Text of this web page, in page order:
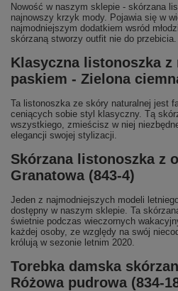
Nowość w naszym sklepie - skórzana
najnowszy krzyk mody. Pojawia się w
najmodniejszym dodatkiem wsród
skórzaną stworzy outfit nie do przebicia.
Klasyczna listonoszka z
paskiem - Zielona
Ta listonoszka ze skóry naturalnej jest
ceniących sobie styl klasyczny. Tą
wszystkiego, zmieścisz w niej
elegancji swojej stylizacji.
Skórzana listonoszka z
Granatowa (843-4)
Jeden z najmodniejszych modeli
dostępny w naszym sklepie. Ta
świetnie podczas wieczornych
każdej osoby, ze względy na swój
królują w sezonie letnim 2020.
Torebka damska
Różowa pudrowa (834-